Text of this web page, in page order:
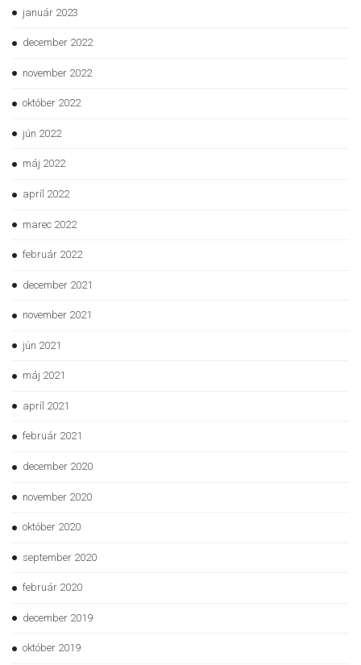
január 2023
december 2022
november 2022
október 2022
jún 2022
máj 2022
apríl 2022
marec 2022
február 2022
december 2021
november 2021
jún 2021
máj 2021
apríl 2021
február 2021
december 2020
november 2020
október 2020
september 2020
február 2020
december 2019
október 2019